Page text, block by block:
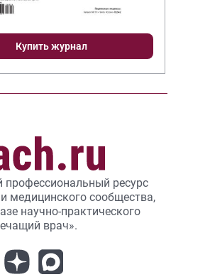
Купить журнал
профессиональный ресурс
медицинского сообщества,
научно-практического
врач».